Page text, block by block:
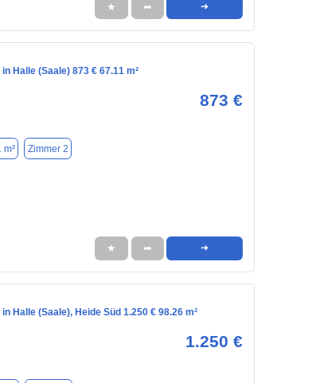
★ ➦ ➜
Halle (Saale) 873 € 67.11 m²
873 €
m² Zimmer 2
★ ➦ ➜
Halle (Saale), Heide Süd 1.250 € 98.26 m²
1.250 €